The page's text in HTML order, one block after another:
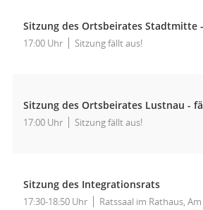
Sitzung des Ortsbeirates Stadtmitte
17:00 Uhr Sitzung fällt aus!
Sitzung des Ortsbeirates Lustnau -
17:00 Uhr Sitzung fällt aus!
Sitzung des Integrationsrats
17:30-18:50 Uhr Ratssaal im Rathaus,